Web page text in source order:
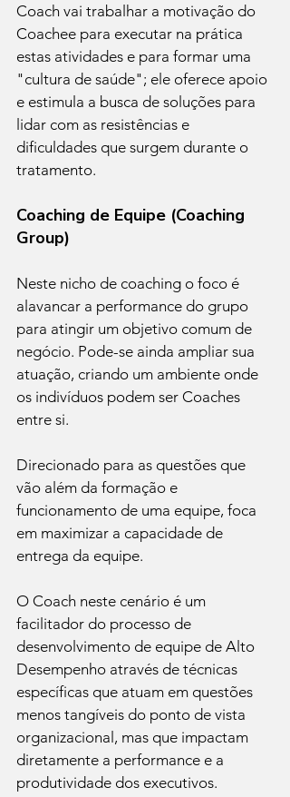
Coach vai trabalhar a motivação do
Coachee para executar na prática
estas atividades e para formar uma
"cultura de saúde"; ele oferece apoio
e estimula a busca de soluções para
lidar com as resistências e
dificuldades que surgem durante o
tratamento.
Coaching de Equipe (Coaching
Group)
Neste nicho de coaching o foco é
alavancar a performance do grupo
para atingir um objetivo comum de
negócio. Pode-se ainda ampliar sua
atuação, criando um ambiente onde
os indivíduos podem ser Coaches
entre si.
Direcionado para as questões que
vão além da formação e
funcionamento de uma equipe, foca
em maximizar a capacidade de
entrega da equipe.
O Coach neste cenário é um
facilitador do processo de
desenvolvimento de equipe de Alto
Desempenho através de técnicas
específicas que atuam em questões
menos tangíveis do ponto de vista
organizacional, mas que impactam
diretamente a performance e a
produtividade dos executivos.